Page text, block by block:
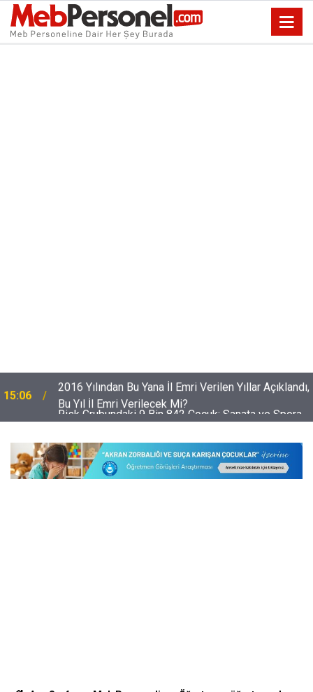
14:28
Risk Grubundaki 9 Bin 842 Çocuk; Sanata ve Spora
Yönlendirildi